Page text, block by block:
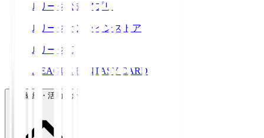
Ｊリーグ公式アプリ
Ｊリーグオンラインストア
ＪリーグID
J.LEAGUE FANTASY CARD
運営組織・活動紹介